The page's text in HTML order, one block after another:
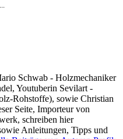
Schwab - Holzmechaniker
Youtuberin Sevilart -
Rohstoffe), sowie Christian
Seite, Importeur von
schreiben hier
Anleitungen, Tipps und